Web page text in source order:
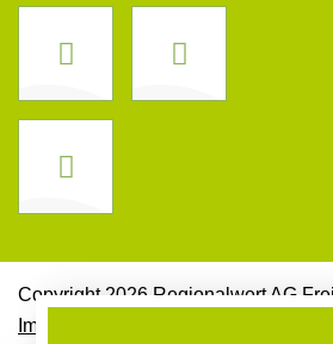
Copyright 2026 Regionalwert AG
Impressum